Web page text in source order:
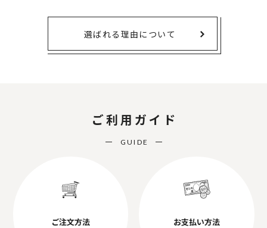
選ばれる理由について
ご利用ガイド
GUIDE
ご注文方法 お支払い方法